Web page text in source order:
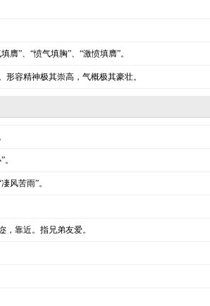
膺”、“愤气填胸”、“激愤填膺”。
容精神极其崇高，气概极其豪壮。
风苦雨”。
靠近。指兄弟友爱。